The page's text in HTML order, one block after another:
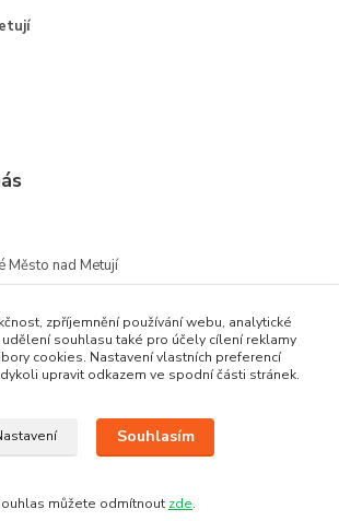
Město nad Metují
zpříjemnění používání webu, analytické
souhlasu také pro účely cílení reklamy
cookies. Nastavení vlastních preferencí
upravit odkazem ve spodní části stránek.
Souhlasím
můžete odmítnout zde.